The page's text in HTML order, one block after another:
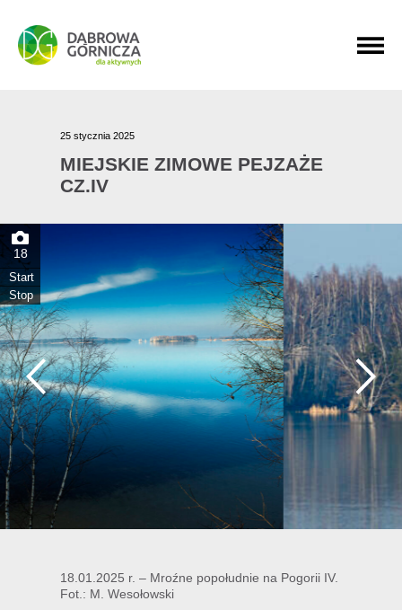
PRZEJDŹ DO MENU GŁÓWNEGO
PRZEJDŹ DO WYSZUKIWARKI
PRZEJDŹ DO TREŚCI
25 stycznia 2025
MIEJSKIE ZIMOWE PEJZAŻE
CZ.IV
18
Start
Stop
18.01.2025 r. – Mroźne popołudnie na Pogorii IV.
Fot.: M. Wesołowski